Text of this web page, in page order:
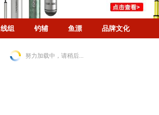
线组 钓辅 鱼漂 品牌文化
努力加载中，请稍后...